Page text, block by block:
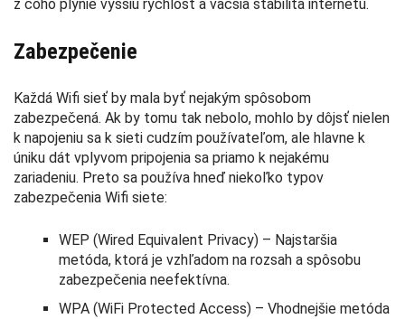
z čoho plynie vyššiu rýchlosť a väčšia stabilita internetu.
Zabezpečenie
Každá Wifi sieť by mala byť nejakým spôsobom
zabezpečená. Ak by tomu tak nebolo, mohlo by dôjsť nielen
k napojeniu sa k sieti cudzím používateľom, ale hlavne k
úniku dát vplyvom pripojenia sa priamo k nejakému
zariadeniu. Preto sa používa hneď niekoľko typov
zabezpečenia Wifi siete:
WEP (Wired Equivalent Privacy) – Najstaršia
metóda, ktorá je vzhľadom na rozsah a spôsobu
zabezpečenia neefektívna.
WPA (WiFi Protected Access) – Vhodnejšie metóda